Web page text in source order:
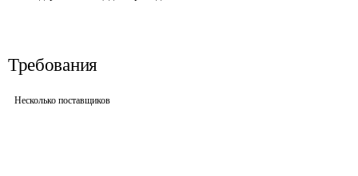
Требования
Несколько поставщиков